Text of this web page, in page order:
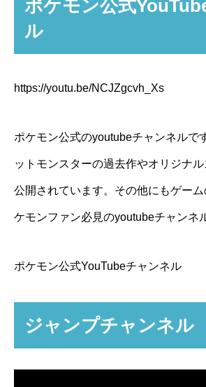
ポケモン公式
ル
https://youtu.be/NCJZgcvh_Xs
ポケモン公式のyoutubeチャンネルで
ットモンスターの過去作やオリジナ
公開されています。その他にもゲー
ケモンファン必見のyoutubeチャンネ
ポケモン公式YouTubeチャンネル
ジャンプチャンネル